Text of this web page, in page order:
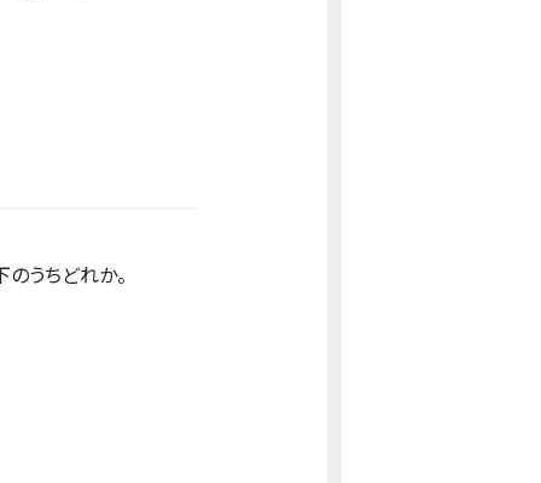
うちどれか。